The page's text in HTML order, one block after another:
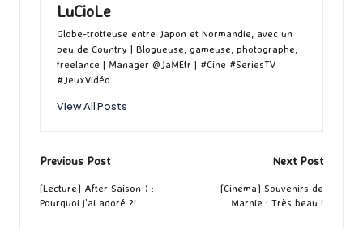
LuCioLe
Globe-trotteuse entre Japon et Normandie, avec un
peu de Country | Blogueuse, gameuse, photographe,
freelance | Manager @JaMEfr | #Cine #SeriesTV
#JeuxVidéo
View All Posts
Post
navigation
Previous Post
[Lecture] After Saison 1 :
Pourquoi j’ai adoré ?!
Next Post
[Cinema] Souvenirs de
Marnie : Très beau !